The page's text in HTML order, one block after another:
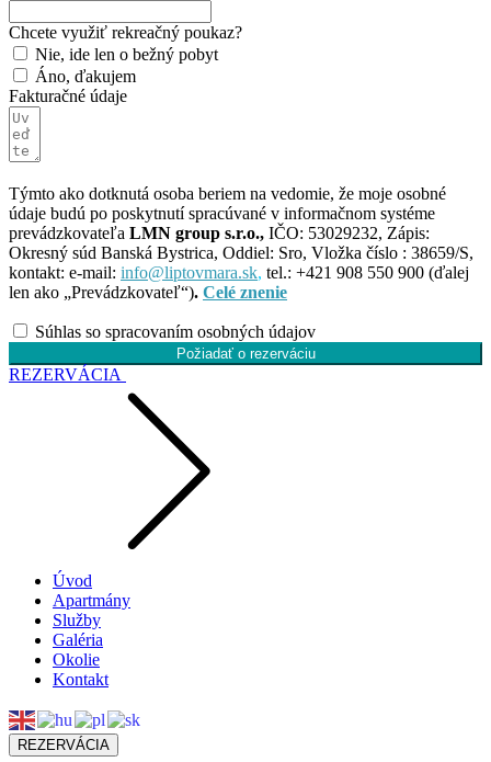
Chcete využiť rekreačný poukaz?
Nie, ide len o bežný pobyt
Áno, ďakujem
Fakturačné údaje
Týmto ako dotknutá osoba beriem na vedomie, že moje osobné
údaje budú po poskytnutí spracúvané v informačnom systéme
prevádzkovateľa LMN group s.r.o., IČO: 53029232, Zápis:
Okresný súd Banská Bystrica, Oddiel: Sro, Vložka číslo : 38659/S,
kontakt: e-mail: info@liptovmara.sk, tel.: +421 908 550 900 (ďalej
len ako „Prevádzkovateľ“). Celé znenie
Súhlas so spracovaním osobných údajov
Požiadať o rezerváciu
REZERVÁCIA
Úvod
Apartmány
Služby
Galéria
Okolie
Kontakt
REZERVÁCIA